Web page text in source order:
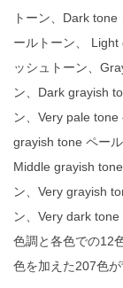
トーン、Dark
ールトーン、
ッシュトーン、
ン、Dark grayish
ン、Very pale
grayish tone ペー
Middle grayish
ン、Very grayish
ン、Very dark
色調と各色での12
色を加えた207色が